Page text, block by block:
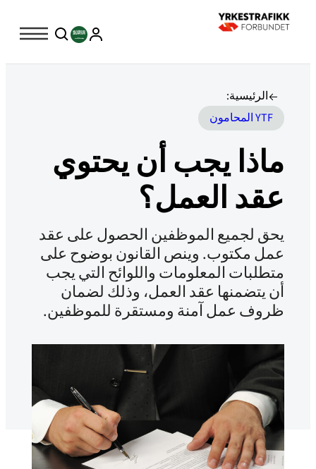
الرئيسية:
YTF المحامون
ماذا يجب أن يحتوي
عقد العمل؟
يحق لجميع الموظفين الحصول على عقد
عمل مكتوب. وينص القانون بوضوح على
متطلبات المعلومات واللوائح التي يجب
أن يتضمنها عقد العمل، وذلك لضمان
ظروف عمل آمنة ومستقرة للموظفين.